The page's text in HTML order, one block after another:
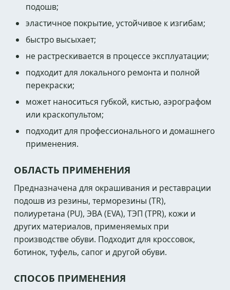
подошв;
эластичное покрытие, устойчивое к изгибам;
быстро высыхает;
не растрескивается в процессе эксплуатации;
подходит для локального ремонта и полной
перекраски;
может наноситься губкой, кистью, аэрографом
или краскопультом;
подходит для профессионального и домашнего
применения.
ОБЛАСТЬ ПРИМЕНЕНИЯ
Предназначена для окрашивания и реставрации
подошв из резины, терморезины (TR),
полиуретана (PU), ЭВА (EVA), ТЭП (TPR), кожи и
других материалов, применяемых при
производстве обуви. Подходит для кроссовок,
ботинок, туфель, сапог и другой обуви.
СПОСОБ ПРИМЕНЕНИЯ